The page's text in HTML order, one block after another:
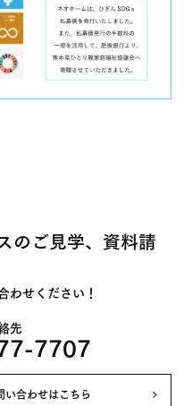
のご見学、資料請
わせください！
先
7707
い合わせはこちら